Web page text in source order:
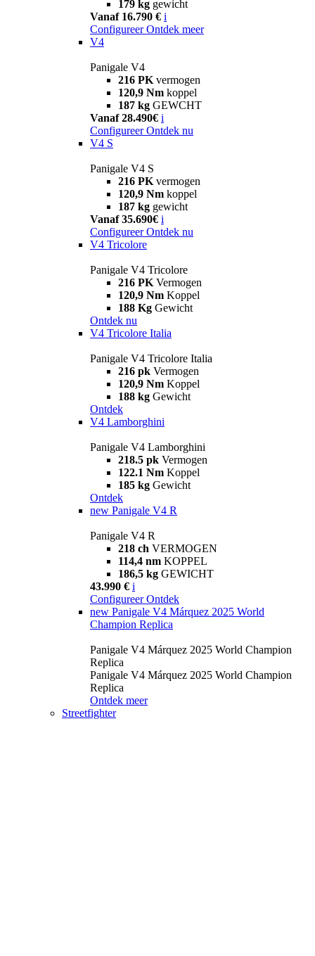
179 kg gewicht
Vanaf 16.790 € i
Configureer Ontdek meer
V4
Panigale V4
216 PK vermogen
120,9 Nm koppel
187 kg GEWCHT
Vanaf 28.490€ i
Configureer Ontdek nu
V4 S
Panigale V4 S
216 PK vermogen
120,9 Nm koppel
187 kg gewicht
Vanaf 35.690€ i
Configureer Ontdek nu
V4 Tricolore
Panigale V4 Tricolore
216 PK Vermogen
120,9 Nm Koppel
188 Kg Gewicht
Ontdek nu
V4 Tricolore Italia
Panigale V4 Tricolore Italia
216 pk Vermogen
120,9 Nm Koppel
188 kg Gewicht
Ontdek
V4 Lamborghini
Panigale V4 Lamborghini
218.5 pk Vermogen
122.1 Nm Koppel
185 kg Gewicht
Ontdek
new Panigale V4 R
Panigale V4 R
218 ch VERMOGEN
114,4 nm KOPPEL
186,5 kg GEWICHT
43.990 € i
Configureer Ontdek
new Panigale V4 Márquez 2025 World
Champion Replica
Panigale V4 Márquez 2025 World Champion
Replica
Panigale V4 Márquez 2025 World Champion
Replica
Ontdek meer
Streetfighter